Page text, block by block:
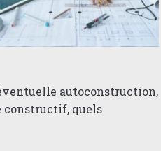
autoconstruction,
constructif, quels